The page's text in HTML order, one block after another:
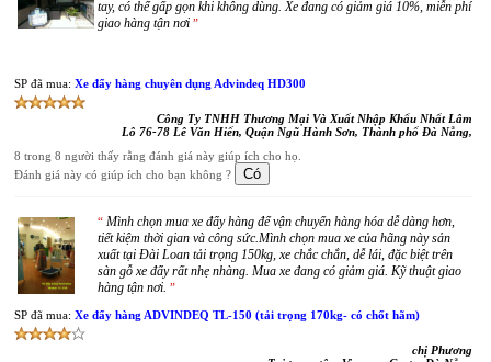
tay, có thể gấp gọn khi không dùng. Xe đang có giảm giá 10%, miễn phí
giao hàng tận nơi ”
SP đã mua: Xe đẩy hàng chuyên dụng Advindeq HD300
Công Ty TNHH Thương Mại Và Xuất Nhập Khẩu Nhất Lâm
Lô 76-78 Lê Văn Hiến, Quận Ngũ Hành Sơn, Thành phố Đà Nẵng,
8 trong 8 người thấy rằng đánh giá này giúp ích cho họ.
Đánh giá này có giúp ích cho bạn không ?
“ Mình chọn mua xe đẩy hàng để vận chuyển hàng hóa dễ dàng hơn,
tiết kiệm thời gian và công sức.Mình chọn mua xe của hãng này sản
xuất tại Đài Loan tải trọng 150kg, xe chắc chắn, dễ lái, đặc biệt trên
sàn gỗ xe đẩy rất nhẹ nhàng. Mua xe đang có giảm giá. Kỹ thuật giao
hàng tận nơi. ”
SP đã mua: Xe đẩy hàng ADVINDEQ TL-150 (tải trọng 170kg- có chốt hãm)
chị Phương